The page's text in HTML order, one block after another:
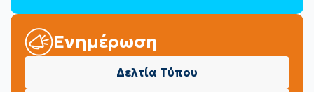
Ενημέρωση
Δελτία Τύπου